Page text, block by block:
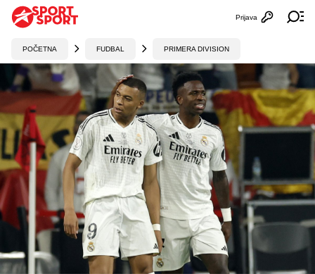
Otvori
Prijava
POČETNA FUDBAL PRIMERA DIVISION